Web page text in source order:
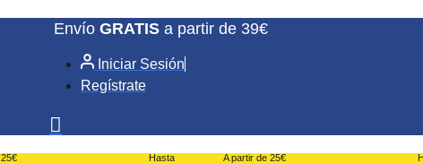
Envío GRATIS a partir de 39€
Iniciar Sesión
Regístrate
Hasta A partir de 25€